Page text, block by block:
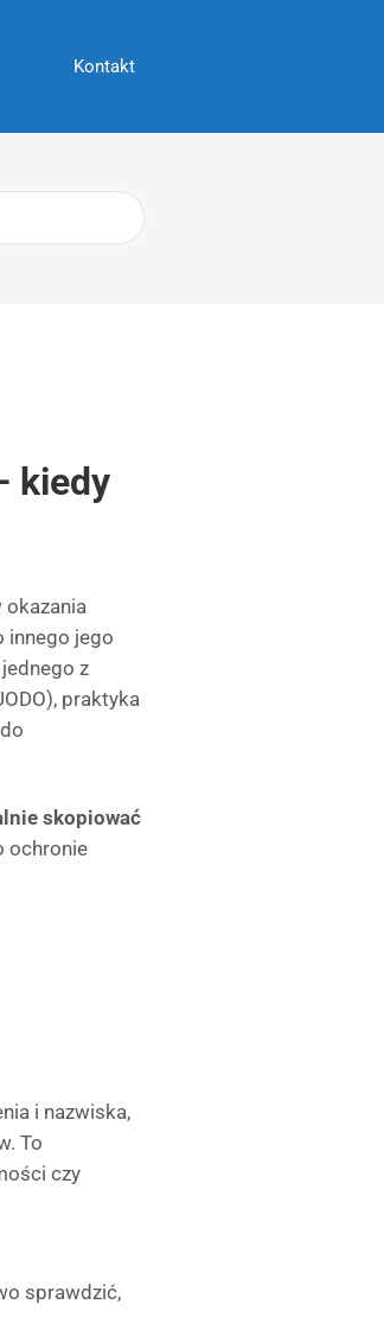
Kontakt
kiedy
okazania
innego jego
z
praktyka
skopiować
ochronie
i nazwiska,
To
czy
sprawdzić,